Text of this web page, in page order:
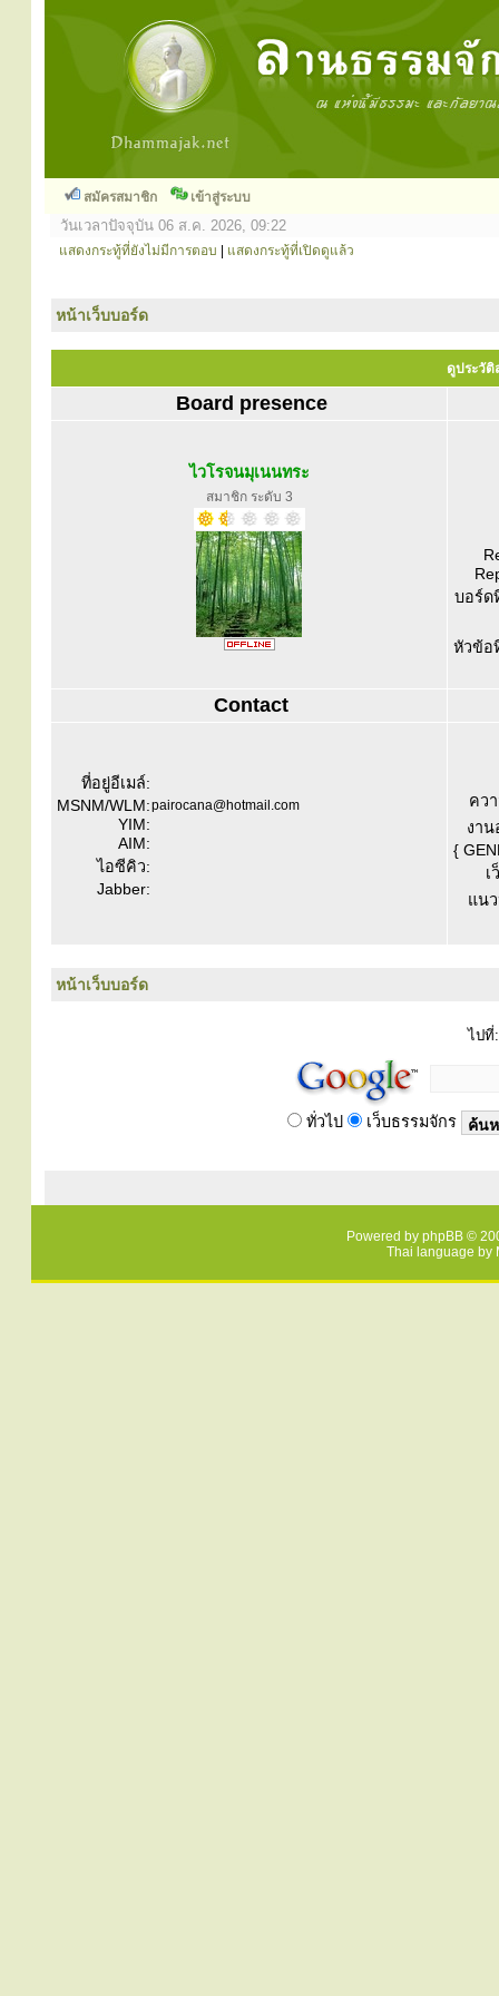
สมัครสมาชิก เข้าสู่ระบบ
วันเวลาปัจจุบัน 06 ส.ค. 2026, 09:22
แสดงกระทู้ที่ยังไม่มีการตอบ แสดงกระทู้ที่เปิดดูแล้ว
หน้าเว็บบอร์ด
ดูประวัติ
Board presence
ไวโรจนมุเนนทระ
สมาชิก ระดับ 3
บอร์ด
หัวข้อ
Contact
ที่อยู่อีเมล์:
MSNM/WLM:pairocana@hotmail.com
YIM:
AIM:
ไอซีคิว:
Jabber:
คว
งาน
{
เ
แน
หน้าเว็บบอร์ด
ไปที่:
ทั่วไป เว็บธรรมจักร
Powered by phpBB ©
Thai language by